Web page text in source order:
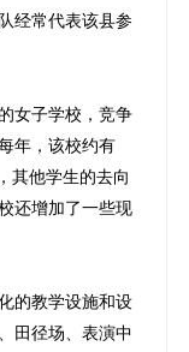
经常代表该县参
女子学校，竞争
年，该校约有
其他学生的去向
还增加了一些现
的教学设施和设
田径场、表演中